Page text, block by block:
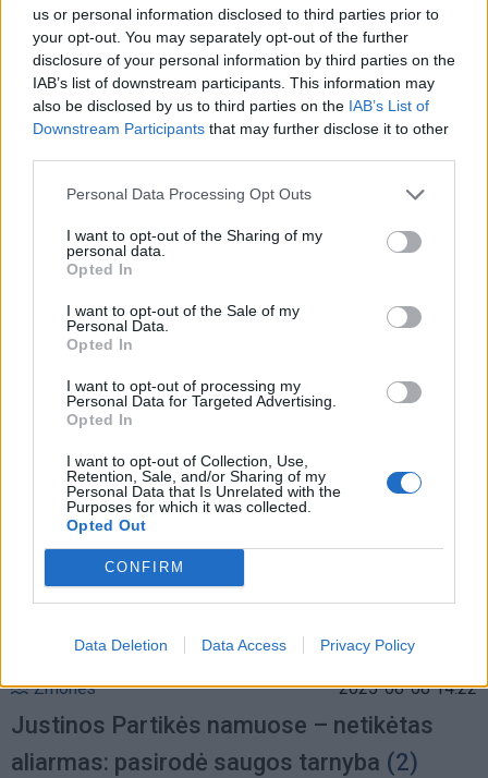
us or personal information disclosed to third parties prior to
your opt-out. You may separately opt-out of the further
disclosure of your personal information by third parties on the
IAB’s list of downstream participants. This information may
also be disclosed by us to third parties on the IAB’s List of
Downstream Participants that may further disclose it to other
Personal Data Processing Opt Outs
I want to opt-out of the Sharing of my
personal data.
Opted In
I want to opt-out of the Sale of my
Personal Data.
Opted In
I want to opt-out of processing my
Personal Data for Targeted Advertising.
Opted In
I want to opt-out of Collection, Use,
Retention, Sale, and/or Sharing of my
Personal Data that Is Unrelated with the
Purposes for which it was collected.
Opted Out
CONFIRM
Data Deletion Data Access Privacy Policy
Žmonės 2025-08-21 15:54
Vytenis Partikas pranešė apie oficialias
skyrybas su Justina: „Po ilgo ir varginančio
proceso“ (1)
Žmonės 2025-08-08 14:22
Justinos Partikės namuose – netikėtas
aliarmas: pasirodė saugos tarnyba (2)